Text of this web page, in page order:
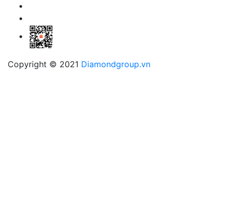
Copyright © 2021 Diamondgroup.vn